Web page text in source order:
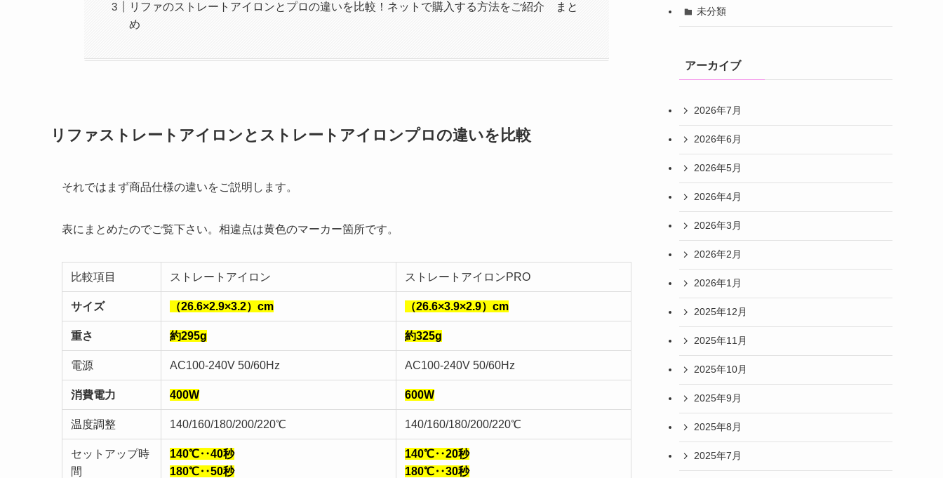
リファのストレートアイロンとプロの違いを比較！ネットで購入する方法をご紹介 まと
め
リファストレートアイロンとストレートアイロンプロの違いを比較
それではまず商品仕様の違いをご説明します。
表にまとめたのでご覧下さい。相違点は黄色のマーカー箇所です。
比較項目 ストレートアイロン ストレートアイロンPRO
サイズ （26.6×2.9×3.2）cm （26.6×3.9×2.9）cm
重さ 約295g 約325g
電源 AC100-240V 50/60Hz AC100-240V 50/60Hz
消費電力 400W 600W
温度調整 140/160/180/200/220℃ 140/160/180/200/220℃
セットアップ時
間
140℃‥40秒
180℃‥50秒
140℃‥20秒
180℃‥30秒
未分類
アーカイブ
2026年7月
2026年6月
2026年5月
2026年4月
2026年3月
2026年2月
2026年1月
2025年12月
2025年11月
2025年10月
2025年9月
2025年8月
2025年7月